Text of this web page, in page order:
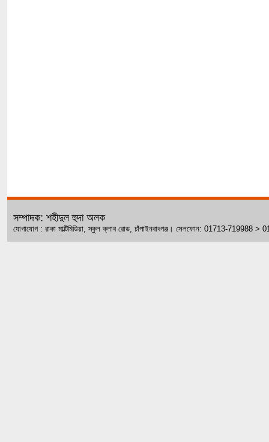
সম্পাদক: শহীদুল হুদা অলক
যোগাযোগ : রাকা মাল্টিমিডিয়া, স্কুল ক্লাব রোড, চাঁপাইনবাবগঞ্জ। সেলফোন: 01713-